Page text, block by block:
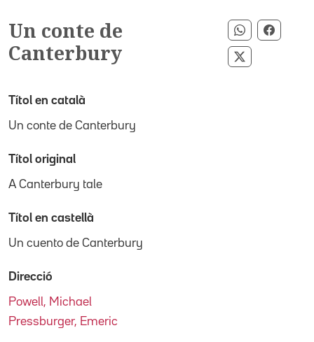
Un conte de
Canterbury
Compartir
Compartir
Títol en català
Un conte de Canterbury
Títol original
A Canterbury tale
Títol en castellà
Un cuento de Canterbury
Direcció
Powell, Michael
Pressburger, Emeric